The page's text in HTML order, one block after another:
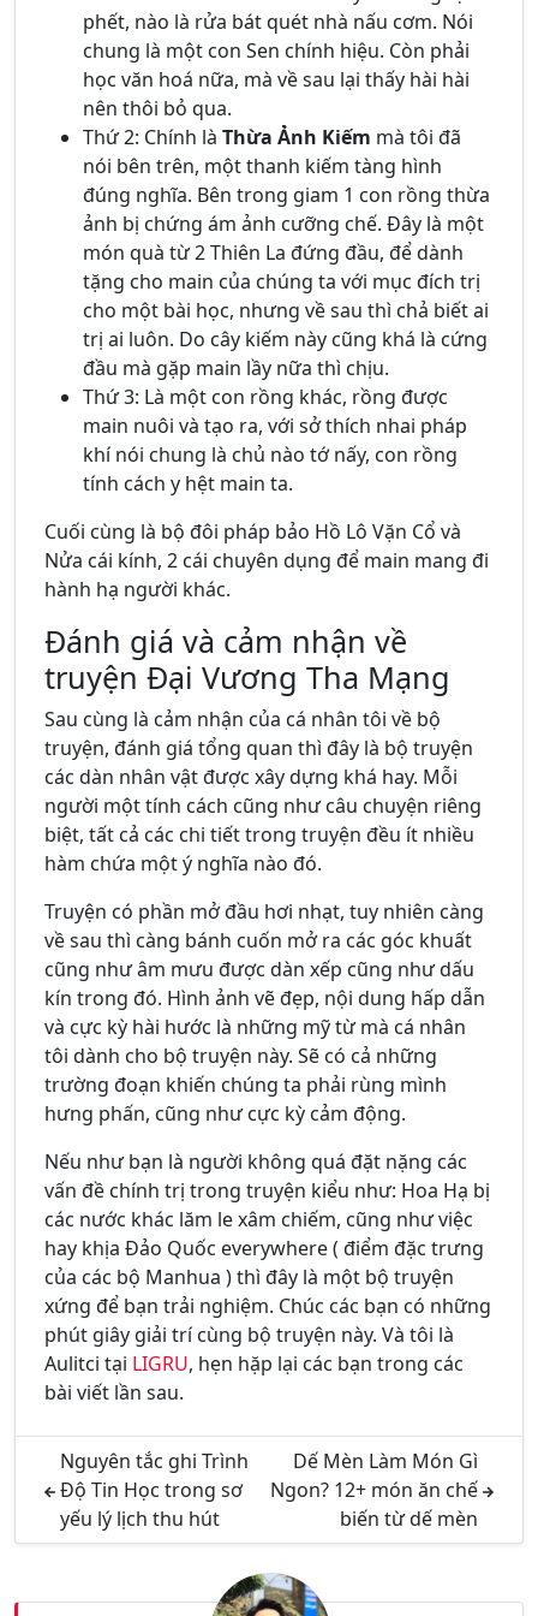
phết, nào là rửa bát quét nhà nấu cơm. Nói
chung là một con Sen chính hiệu. Còn phải
học văn hoá nữa, mà về sau lại thấy hài hài
nên thôi bỏ qua.
Thứ 2: Chính là Thừa Ảnh Kiếm mà tôi đã
nói bên trên, một thanh kiếm tàng hình
đúng nghĩa. Bên trong giam 1 con rồng thừa
ảnh bị chứng ám ảnh cưỡng chế. Đây là một
món quà từ 2 Thiên La đứng đầu, để dành
tặng cho main của chúng ta với mục đích trị
cho một bài học, nhưng về sau thì chả biết ai
trị ai luôn. Do cây kiếm này cũng khá là cứng
đầu mà gặp main lầy nữa thì chịu.
Thứ 3: Là một con rồng khác, rồng được
main nuôi và tạo ra, với sở thích nhai pháp
khí nói chung là chủ nào tớ nấy, con rồng
tính cách y hệt main ta.
Cuối cùng là bộ đôi pháp bảo Hồ Lô Vặn Cổ và
Nửa cái kính, 2 cái chuyên dụng để main mang đi
hành hạ người khác.
Đánh giá và cảm nhận về
truyện Đại Vương Tha Mạng
Sau cùng là cảm nhận của cá nhân tôi về bộ
truyện, đánh giá tổng quan thì đây là bộ truyện
các dàn nhân vật được xây dựng khá hay. Mỗi
người một tính cách cũng như câu chuyện riêng
biệt, tất cả các chi tiết trong truyện đều ít nhiều
hàm chứa một ý nghĩa nào đó.
Truyện có phần mở đầu hơi nhạt, tuy nhiên càng
về sau thì càng bánh cuốn mở ra các góc khuất
cũng như âm mưu được dàn xếp cũng như dấu
kín trong đó. Hình ảnh vẽ đẹp, nội dung hấp dẫn
và cực kỳ hài hước là những mỹ từ mà cá nhân
tôi dành cho bộ truyện này. Sẽ có cả những
trường đoạn khiến chúng ta phải rùng mình
hưng phấn, cũng như cực kỳ cảm động.
Nếu như bạn là người không quá đặt nặng các
vấn đề chính trị trong truyện kiểu như: Hoa Hạ bị
các nước khác lăm le xâm chiếm, cũng như việc
hay khịa Đảo Quốc everywhere ( điểm đặc trưng
của các bộ Manhua ) thì đây là một bộ truyện
xứng để bạn trải nghiệm. Chúc các bạn có những
phút giây giải trí cùng bộ truyện này. Và tôi là
Aulitci tại LIGRU, hẹn hặp lại các bạn trong các
bài viết lần sau.
Nguyên tắc ghi Trình
Độ Tin Học trong sơ
yếu lý lịch thu hút
Dế Mèn Làm Món Gì
Ngon? 12+ món ăn chế
biến từ dế mèn